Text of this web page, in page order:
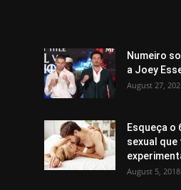
Numeiro
a Joey
August 27,
Esqueça o
sexual que
August 5, 2018